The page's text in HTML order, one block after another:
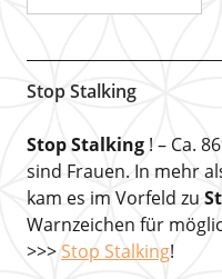
Stop Stalking
Stop Stalking! – Ca.
sind Frauen. In mehr
kam es im Vorfeld zu
Warnzeichen für
>>> Stop Stalking!